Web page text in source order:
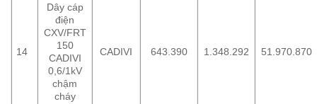
14
Dây cáp
điện
CXV/FRT
150
CADIVI
0,6/1kV
chậm
cháy
CADIVI 643.390 1.348.292 51.970.870